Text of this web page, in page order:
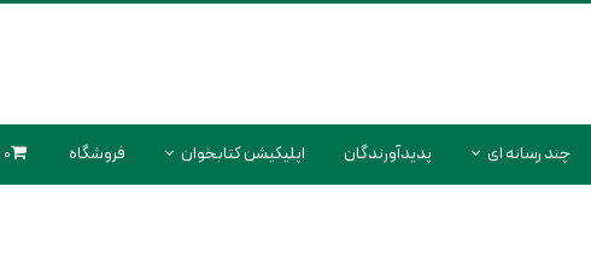
چند رسانه ای پدیدآورندگان اپلیکیشن کتابخوان فروشگاه 0 محصول